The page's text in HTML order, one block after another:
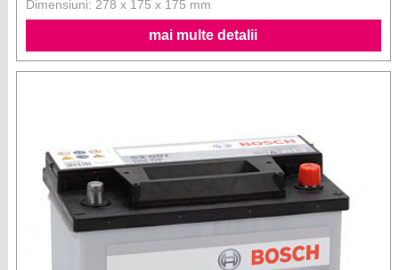
Dimensiuni: 278 x 175 x 175 mm
mai multe detalii